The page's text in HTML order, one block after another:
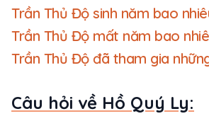
Trần Thủ Độ sinh năm bao
Trần Thủ Độ mất năm bao
Trần Thủ Độ đã tham gia
Câu hỏi về Hồ Quý Ly: